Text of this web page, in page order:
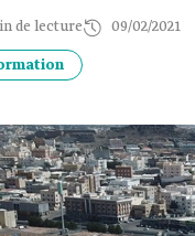
de lecture 09/02/2021